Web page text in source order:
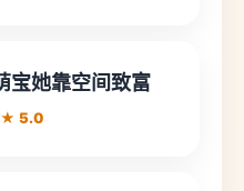
宝她靠空间致富
★ 5.0